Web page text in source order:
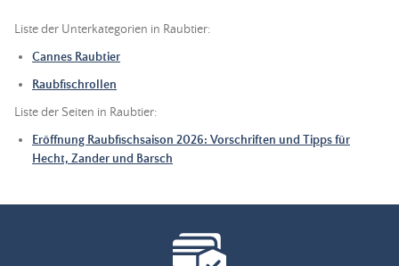
Liste der Unterkategorien in Raubtier:
Cannes Raubtier
Raubfischrollen
Liste der Seiten in Raubtier:
Eröffnung Raubfischsaison 2026: Vorschriften und Tipps für
Hecht, Zander und Barsch